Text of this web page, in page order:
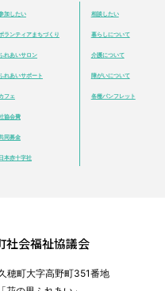
加したい
ランティアまちづくり
れあいサロン
れあいサポート
カフェ
協会費
同募金
日本赤十字社
相談したい
暮らしについて
介護について
障がいについて
各種パンフレット
社会福祉協議会
穂町大字高野町351番地